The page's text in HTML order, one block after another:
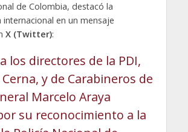
de Colombia, destacó la
en un mensaje
X (Twitter):
los directores de la PDI,
y de Carabineros de
Marcelo Araya
su reconocimiento a la